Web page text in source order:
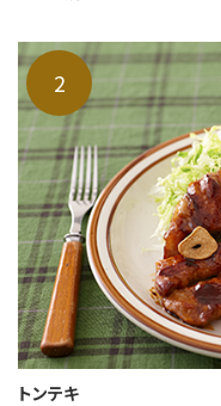
トンテキ